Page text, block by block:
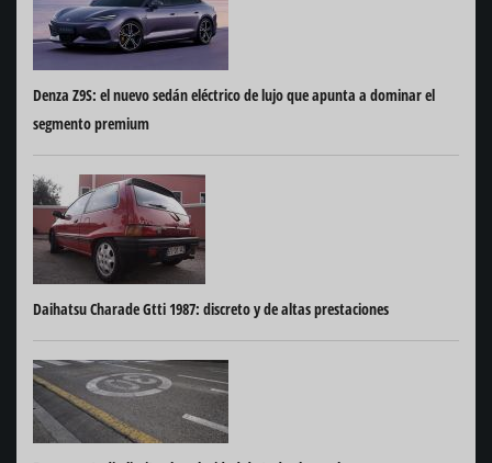
Denza Z9S: el nuevo sedán eléctrico de lujo que apunta a dominar el
segmento premium
Daihatsu Charade Gtti 1987: discreto y de altas prestaciones